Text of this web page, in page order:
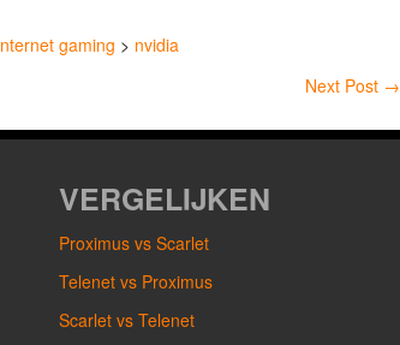
gaming > nvidia
Next Post →
VERGELIJKEN
Proximus vs Scarlet
Telenet vs Proximus
Scarlet vs Telenet